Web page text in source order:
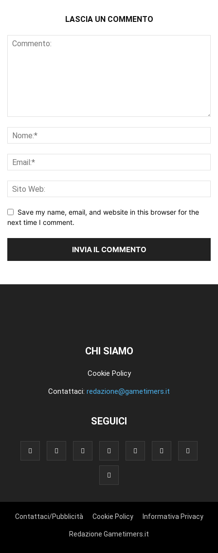
LASCIA UN COMMENTO
Save my name, email, and website in this browser for the
next time I comment.
CHI SIAMO
Cookie Policy
Contattaci: redazione@gametimers.it
SEGUICI
Contattaci/Pubblicità Cookie Policy Informativa Privacy
Redazione Gametimers.it